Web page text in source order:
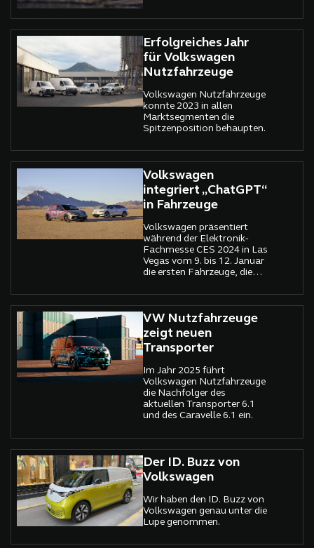
Erfolgreiches Jahr
für Volkswagen
Nutzfahrzeuge
Volkswagen Nutzfahrzeuge
konnte 2023 in allen
Marktsegmenten die
Spitzenposition behaupten.
Volkswagen
integriert „ChatGPT“
in Fahrzeuge
Volkswagen präsentiert
während der Elektronik-
Fachmesse CES 2024 in Las
Vegas vom 9. bis 12. Januar
die ersten Fahrzeuge, die
integrieren.
VW Nutzfahrzeuge
zeigt neuen
Transporter
Im Jahr 2025 führt
Volkswagen Nutzfahrzeuge
die Nachfolger des
aktuellen Transporter 6.1
und des Caravelle 6.1 ein.
Der ID. Buzz von
Volkswagen
Wir haben den ID. Buzz von
Volkswagen genau unter die
Lupe genommen.